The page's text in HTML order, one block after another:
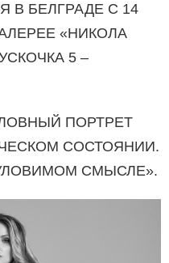
В БЕЛГРАДЕ С 14
«НИКОЛА
5 –
ПОРТРЕТ
СОСТОЯНИИ.
СМЫСЛЕ».